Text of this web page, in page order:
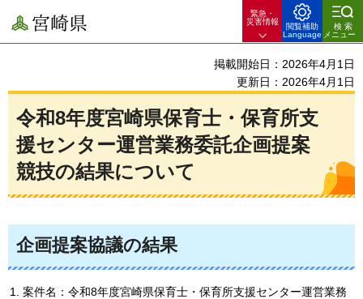
宮崎県
緊急・
災害情報
閲覧補助
Language
検索
メニュー
掲載開始日：2026年4月1日
更新日：2026年4月1日
令和8年度宮崎県保育士・保育所支
援センター運営業務委託企画提案
競技の結果について
企画提案協議の結果
案件名：令和8年度宮崎県保育士・保育所支援センター運営業務